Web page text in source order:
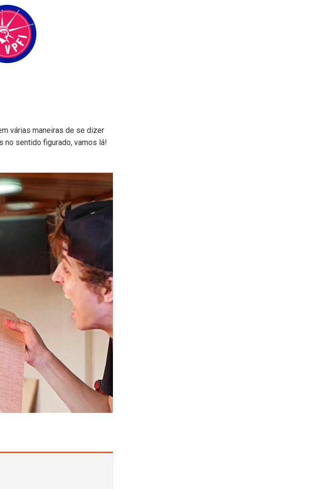
várias maneiras de se dizer
no sentido figurado, vamos lá!